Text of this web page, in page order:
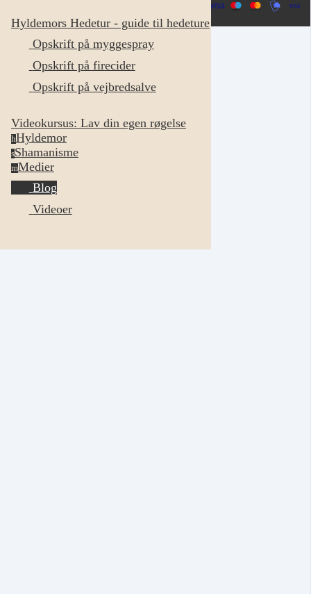
Hyldemors Hedetur - guide til hedeture
Opskrift på myggespray
Opskrift på firecider
Opskrift på vejbredsalve
Videokursus: Lav din egen røgelse
hHyldemor
sShamanisme
mMedier
Blog
Videoer